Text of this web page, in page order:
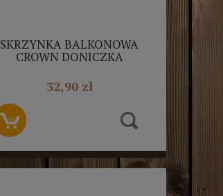
SKRZYNKA BALKONOWA
CROWN DONICZKA
60CM
32,90 zł